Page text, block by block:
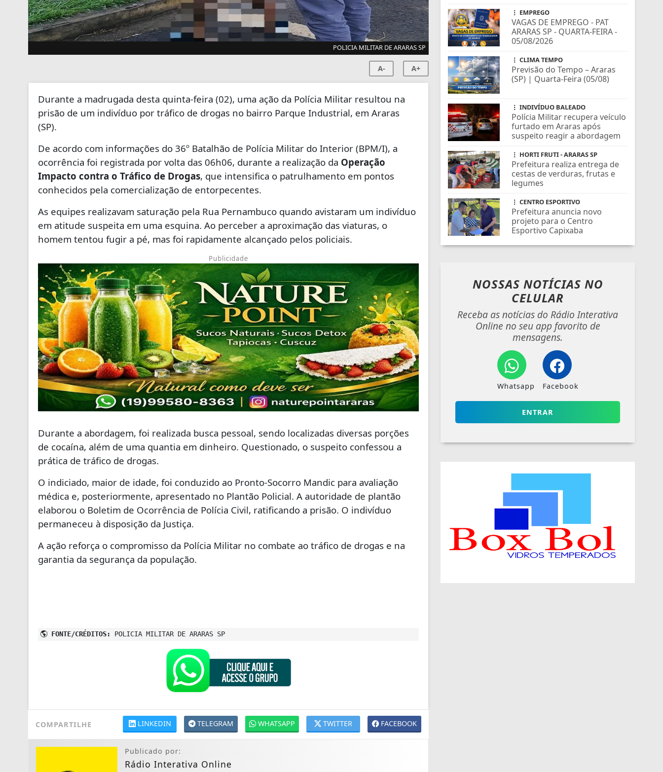
POLICIA MILITAR DE ARARAS SP
A- A+
Durante a madrugada desta quinta-feira (02), uma ação da Polícia Militar resultou na
prisão de um indivíduo por tráfico de drogas no bairro Parque Industrial, em Araras
(SP).
De acordo com informações do 36º Batalhão de Polícia Militar do Interior (BPM/I), a
ocorrência foi registrada por volta das 06h06, durante a realização da Operação
Impacto contra o Tráfico de Drogas, que intensifica o patrulhamento em pontos
conhecidos pela comercialização de entorpecentes.
As equipes realizavam saturação pela Rua Pernambuco quando avistaram um indivíduo
em atitude suspeita em uma esquina. Ao perceber a aproximação das viaturas, o
homem tentou fugir a pé, mas foi rapidamente alcançado pelos policiais.
Publicidade
Durante a abordagem, foi realizada busca pessoal, sendo localizadas diversas porções
de cocaína, além de uma quantia em dinheiro. Questionado, o suspeito confessou a
prática de tráfico de drogas.
O indiciado, maior de idade, foi conduzido ao Pronto-Socorro Mandic para avaliação
médica e, posteriormente, apresentado no Plantão Policial. A autoridade de plantão
elaborou o Boletim de Ocorrência de Polícia Civil, ratificando a prisão. O indivíduo
permaneceu à disposição da Justiça.
A ação reforça o compromisso da Polícia Militar no combate ao tráfico de drogas e na
garantia da segurança da população.
FONTE/CRÉDITOS: POLICIA MILITAR DE ARARAS SP
COMPARTILHE FACEBOOK
TWITTER
WHATSAPP
TELEGRAM
LINKEDIN
Publicado por:
Rádio Interativa Online
EMPREGO
VAGAS DE EMPREGO - PAT
ARARAS SP - QUARTA-FEIRA -
05/08/2026
CLIMA TEMPO
Previsão do Tempo – Araras
(SP) | Quarta-Feira (05/08)
INDIVÍDUO BALEADO
Polícia Militar recupera veículo
furtado em Araras após
suspeito reagir a abordagem
HORTI FRUTI - ARARAS SP
Prefeitura realiza entrega de
cestas de verduras, frutas e
legumes
CENTRO ESPORTIVO
Prefeitura anuncia novo
projeto para o Centro
Esportivo Capixaba
NOSSAS NOTÍCIAS NO
CELULAR
Receba as notícias do Rádio Interativa
Online no seu app favorito de
mensagens.
Whatsapp Facebook
ENTRAR